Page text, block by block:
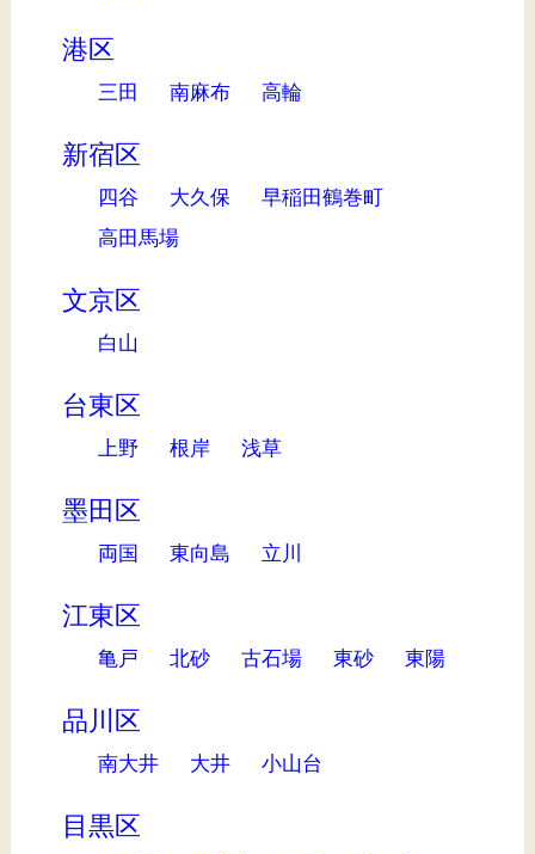
港区
三田 南麻布 高輪
新宿区
四谷 大久保
早稲田鶴巻町
高田馬場
文京区
白山
台東区
上野 根岸 浅草
墨田区
両国 東向島 立川
江東区
亀戸 北砂 古石場 東砂 東陽
品川区
南大井 大井 小山台
目黒区